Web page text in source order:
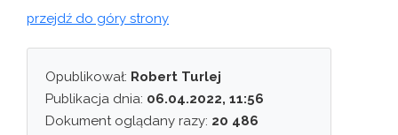
przejdź do góry strony
Opublikował: Robert Turlej
Publikacja dnia: 06.04.2022, 11:56
Dokument oglądany razy: 20 486